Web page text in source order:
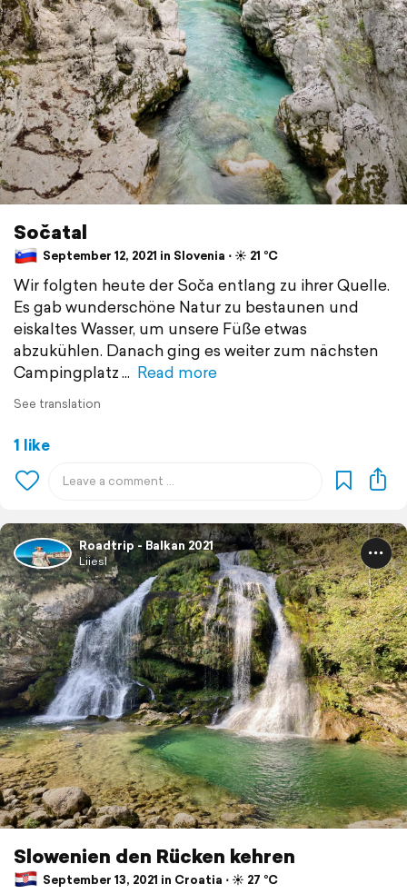
Sočatal
September 12, 2021 in Slovenia ⋅ ☀️ 21 °C
Wir folgten heute der Soča entlang zu ihrer Quelle.
Es gab wunderschöne Natur zu bestaunen und
eiskaltes Wasser, um unsere Füße etwas
abzukühlen. Danach ging es weiter zum nächsten
Campingplatz
Read more
See translation
1 like
Roadtrip - Balkan 2021
Liiesl
Slowenien den Rücken kehren
September 13, 2021 in Croatia ⋅ ☀️ 27 °C